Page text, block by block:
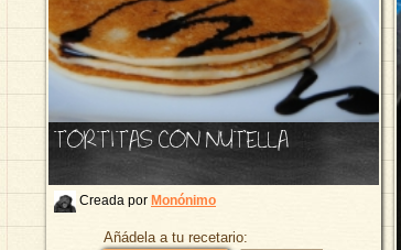
TORTITAS CON NUTELLA
Creada por Monónimo
Añádela a tu recetario: